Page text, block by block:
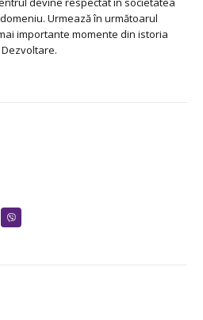
Urmează în următoarul
importante momente din istoria